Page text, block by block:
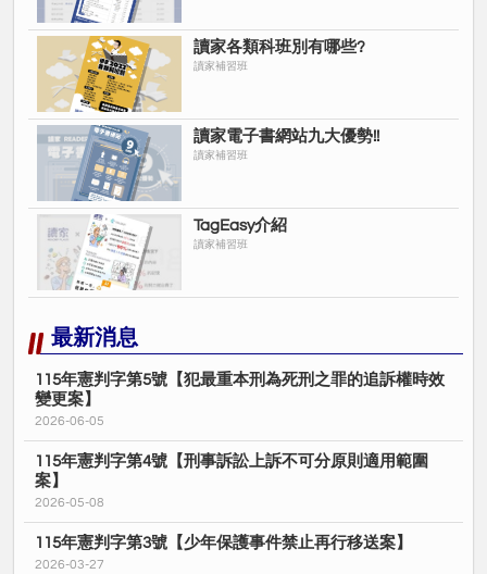
讀家各類科班別有哪些?
讀家補習班
讀家電子書網站九大優勢!!
讀家補習班
TagEasy介紹
讀家補習班
最新消息
115年憲判字第5號【犯最重本刑為死刑之罪的追訴權時效
變更案】
2026-06-05
115年憲判字第4號【刑事訴訟上訴不可分原則適用範圍
案】
2026-05-08
115年憲判字第3號【少年保護事件禁止再行移送案】
2026-03-27